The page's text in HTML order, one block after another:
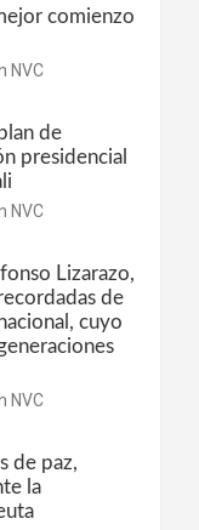
comienzo
NVC
de
presidencial
NVC
Lizarazo,
de
cuyo
NVC
de paz,
la